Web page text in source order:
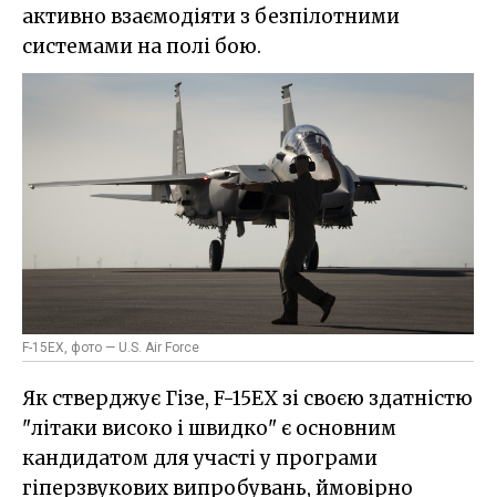
активно взаємодіяти з безпілотними
системами на полі бою.
F-15EX, фото — U.S. Air Force
Як стверджує Гізе, F-15EX зі своєю здатністю
"літаки високо і швидко" є основним
кандидатом для участі у програми
гіперзвукових випробувань, ймовірно